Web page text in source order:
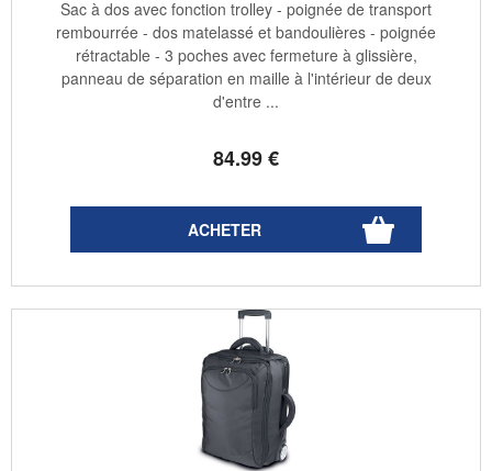
84.99€
Sac à dos avec fonction trolley - poignée de transport
rembourrée - dos matelassé et bandoulières - poignée
rétractable - 3 poches avec fermeture à glissière,
panneau de séparation en maille à l'intérieur de deux
d'entre ...